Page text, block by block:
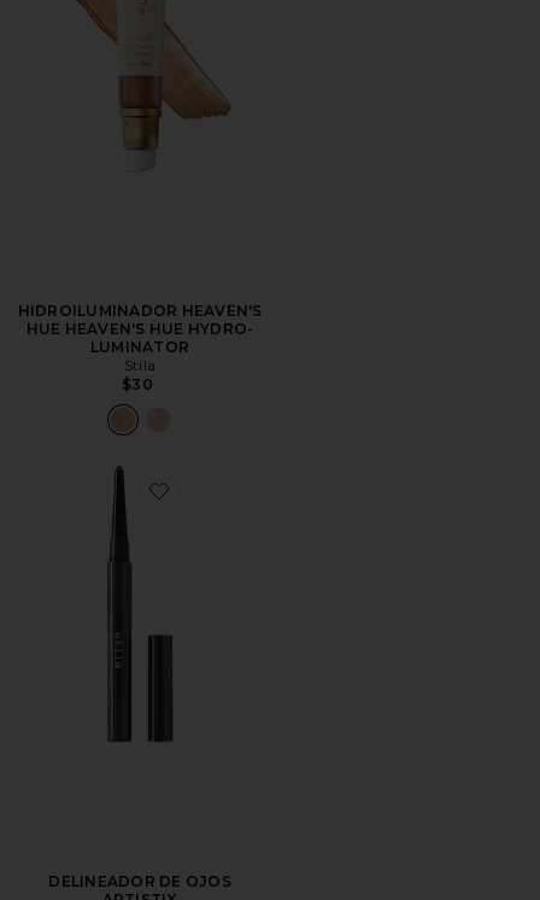
HIDROILUMINADOR HEAVEN'S
HUE HEAVEN'S HUE HYDRO-
LUMINATOR
Stila
$30
Favorite DELINEADOR DE OJOS ARTISTIX
DELINEADOR DE OJOS